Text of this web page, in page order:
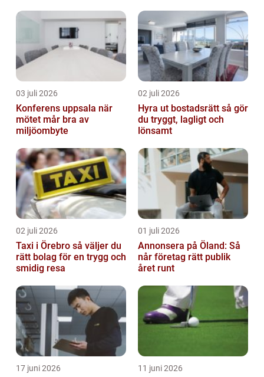
03 juli 2026
Konferens uppsala när
mötet mår bra av
miljöombyte
02 juli 2026
Hyra ut bostadsrätt så gör
du tryggt, lagligt och
lönsamt
02 juli 2026
Taxi i Örebro så väljer du
rätt bolag för en trygg och
smidig resa
01 juli 2026
Annonsera på Öland: Så
når företag rätt publik
året runt
17 juni 2026 11 juni 2026